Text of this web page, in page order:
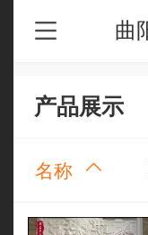
产品展示
名称